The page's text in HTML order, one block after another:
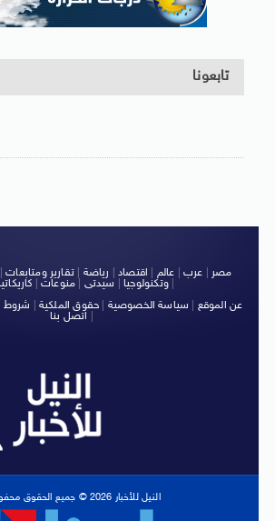
تابعونا
مصر عرب عالم اقتصاد رياضة |تقارير ومتابعات
وتكنولوجيا| سيدتى منوعات
|
عن الموقع
سياسة الخصوصية حقوق الملكية شروط
اتصل بنا
النيل للأخبار 2026 © جميع الحقوق محفوظة.